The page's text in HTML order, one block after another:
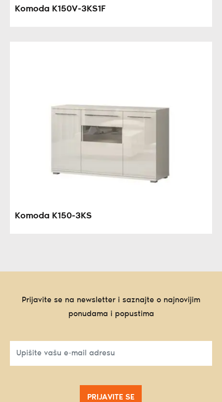
Komoda K150V-3KS1F
Komoda K150-3KS
Prijavite se na newsletter i saznajte o najnovijim
ponudama i popustima
PRIJAVITE SE